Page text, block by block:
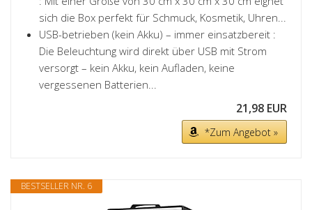
sich die Box perfekt für Schmuck, Kosmetik, Uhren...
USB-betrieben (kein Akku) – immer einsatzbereit :
Die Beleuchtung wird direkt über USB mit Strom
versorgt – kein Akku, kein Aufladen, keine
vergessenen Batterien...
21,98 EUR
*Zum Angebot »
BESTSELLER NR. 6